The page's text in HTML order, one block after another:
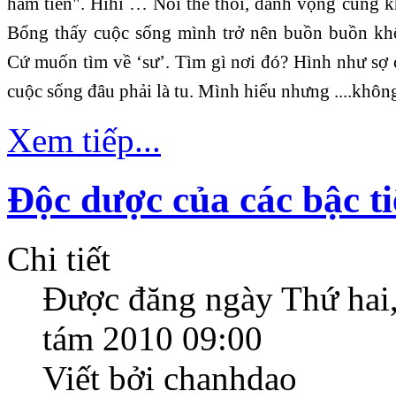
Bổng thấy cuộc sống mình trở nên buồn buồn
Cứ muốn tìm về ‘sư’. Tìm gì nơi đó? Hình như
cuộc sống đâu phải là tu. Mình hiểu nhưng
Xem tiếp...
Độc dược của các bậc
Chi tiết
Được đăng ngày Thứ
tám 2010 09:00
Viết bởi chanhdao